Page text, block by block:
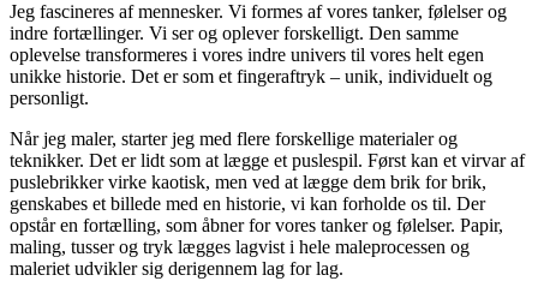
Jeg fascineres af mennesker. Vi formes af vores tanker, følelser og
indre fortællinger. Vi ser og oplever forskelligt. Den samme
oplevelse transformeres i vores indre univers til vores helt egen
unikke historie. Det er som et fingeraftryk – unik, individuelt og
personligt.
Når jeg maler, starter jeg med flere forskellige materialer og
teknikker. Det er lidt som at lægge et puslespil. Først kan et virvar af
puslebrikker virke kaotisk, men ved at lægge dem brik for brik,
genskabes et billede med en historie, vi kan forholde os til. Der
opstår en fortælling, som åbner for vores tanker og følelser. Papir,
maling, tusser og tryk lægges lagvist i hele maleprocessen og
maleriet udvikler sig derigennem lag for lag.